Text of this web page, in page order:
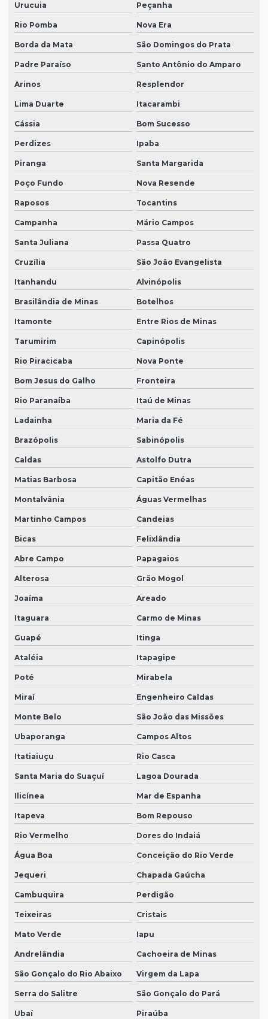
Urucuia Peçanha
Rio Pomba Nova Era
Borda da Mata São Domingos do Prata
Padre Paraíso Santo Antônio do Amparo
Arinos Resplendor
Lima Duarte Itacarambi
Cássia Bom Sucesso
Perdizes Ipaba
Piranga Santa Margarida
Poço Fundo Nova Resende
Raposos Tocantins
Campanha Mário Campos
Santa Juliana Passa Quatro
Cruzília São João Evangelista
Itanhandu Alvinópolis
Brasilândia de Minas Botelhos
Itamonte Entre Rios de Minas
Tarumirim Capinópolis
Rio Piracicaba Nova Ponte
Bom Jesus do Galho Fronteira
Rio Paranaíba Itaú de Minas
Ladainha Maria da Fé
Brazópolis Sabinópolis
Caldas Astolfo Dutra
Matias Barbosa Capitão Enéas
Montalvânia Águas Vermelhas
Martinho Campos Candeias
Bicas Felixlândia
Abre Campo Papagaios
Alterosa Grão Mogol
Joaíma Areado
Itaguara Carmo de Minas
Guapé Itinga
Ataléia Itapagipe
Poté Mirabela
Miraí Engenheiro Caldas
Monte Belo São João das Missões
Ubaporanga Campos Altos
Itatiaiuçu Rio Casca
Santa Maria do Suaçuí Lagoa Dourada
Ilicínea Mar de Espanha
Itapeva Bom Repouso
Rio Vermelho Dores do Indaiá
Água Boa Conceição do Rio Verde
Jequeri Chapada Gaúcha
Cambuquira Perdigão
Teixeiras Cristais
Mato Verde Iapu
Andrelândia Cachoeira de Minas
São Gonçalo do Rio Abaixo Virgem da Lapa
Serra do Salitre São Gonçalo do Pará
Ubaí Piraúba